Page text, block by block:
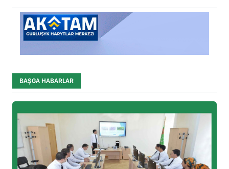
BAŞGA HABARLAR